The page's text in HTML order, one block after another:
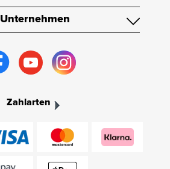
Unternehmen
Zahlarten